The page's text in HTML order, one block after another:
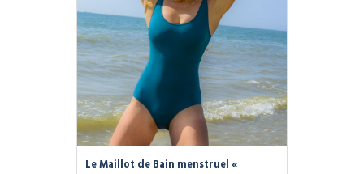
Le Maillot de Bain menstruel «